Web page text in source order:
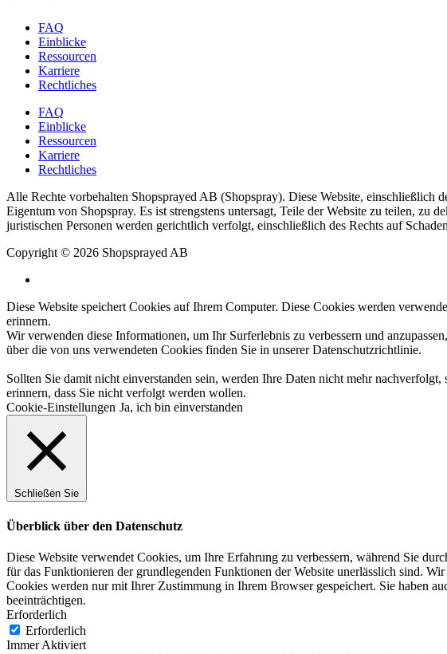
FAQ
Einblicke
Ressourcen
Karriere
Rechtliches
FAQ
Einblicke
Ressourcen
Karriere
Rechtliches
Alle Rechte vorbehalten Shopsprayed AB (Shopspray). Diese Website, einschließlich
Eigentum von Shopspray. Es ist strengstens untersagt, Teile der Website zu teilen,
juristischen Personen werden gerichtlich verfolgt, einschließlich des Rechts auf
Copyright © 2026 Shopsprayed AB
Diese Website speichert Cookies auf Ihrem Computer. Diese Cookies werden
erinnern.
Wir verwenden diese Informationen, um Ihr Surferlebnis zu verbessern und
über die von uns verwendeten Cookies finden Sie in unsererDatenschutzrichtlinie.
Sollten Sie damit nicht einverstanden sein, werden Ihre Daten nicht mehr
erinnern, dass Sie nicht verfolgt werden wollen.
Cookie-Einstellungen Ja, ich bin einverstanden
Schließen Sie
Überblick über den Datenschutz
Diese Website verwendet Cookies, um Ihre Erfahrung zu verbessern, während Sie
für das Funktionieren der grundlegenden Funktionen der Website unerlässlich sind.
Cookies werden nur mit Ihrer Zustimmung in Ihrem Browser gespeichert. Sie haben
beeinträchtigen.
Erforderlich
Erforderlich
Immer Aktiviert